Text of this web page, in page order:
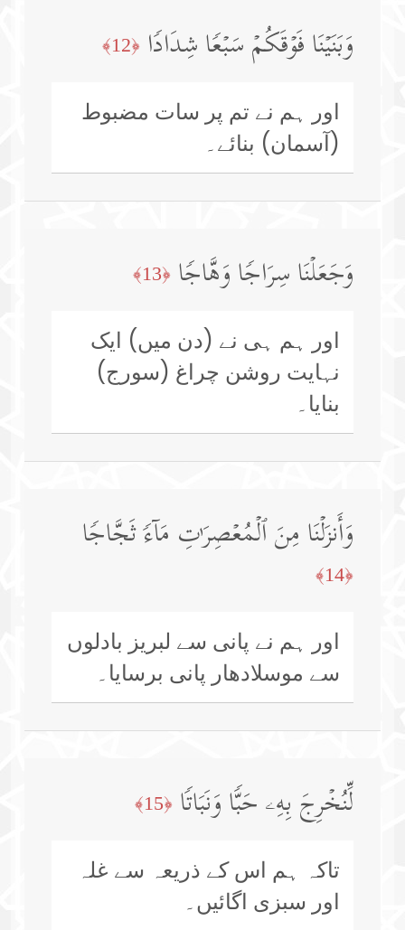
وَبَنَیۡنَا فَوۡقَكُمۡ سَبۡعࣰا شِدَادࣰا ﴿12﴾
اور ہم نے تم پر سات مضبوط
(آسمان) بنائے۔
وَجَعَلۡنَا سِرَاجࣰا وَهَّاجࣰا ﴿13﴾
اور ہم ہی نے (دن میں) ایک
نہایت روشن چراغ (سورج)
بنایا۔
وَأَنزَلۡنَا مِنَ ٱلۡمُعۡصِرَ ٰ⁠تِ مَاۤءࣰ ثَجَّاجࣰا
﴿14﴾
اور ہم نے پانی سے لبریز بادلوں
سے موسلادھار پانی برسایا۔
لِّنُخۡرِجَ بِهِۦ حَبࣰّا وَنَبَاتࣰا ﴿15﴾
تاکہ ہم اس کے ذریعہ سے غلہ
اور سبزی اگائیں۔